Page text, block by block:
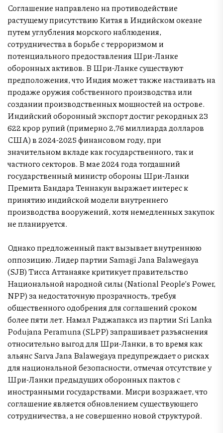
Соглашение направлено на противодействие
растущему присутствию Китая в Индийском океане
путем углубления морского наблюдения,
сотрудничества в борьбе с терроризмом и
потенциального предоставления Шри-Ланке
оборонных активов. В Шри-Ланке существуют
предположения, что Индия может также настаивать на
продаже оружия собственного производства или
создании производственных мощностей на острове.
Индийский оборонный экспорт достиг рекордных 23
622 крор рупий (примерно 2,76 миллиарда долларов
США) в 2024-2025 финансовом году, при
значительном вкладе как государственного, так и
частного секторов. В мае 2024 года тогдашний
государственный министр обороны Шри-Ланки
Премита Бандара Теннакун выражает интерес к
принятию индийской модели внутреннего
производства вооружений, хотя немедленных закупок
не планируется.
Однако предложенный пакт вызывает внутреннюю
оппозицию. Лидер партии Samagi Jana Balawegaya
(SJB) Тисса Аттанаяке критикует правительство
Национальной народной силы (National People’s Power,
NPP) за недостаточную прозрачность, требуя
общественного одобрения для соглашений сроком
более пяти лет. Намал Раджапакса из партии Sri Lanka
Podujana Peramuna (SLPP) запрашивает разъяснения
относительно выгод для Шри-Ланки, в то время как
альянс Sarva Jana Balawegaya предупреждает о рисках
для национальной безопасности, отмечая отсутствие у
Шри-Ланки предыдущих оборонных пактов с
иностранными государствами. Мисри возражает, что
соглашение является обновлением существующего
сотрудничества, а не совершенно новой структурой.